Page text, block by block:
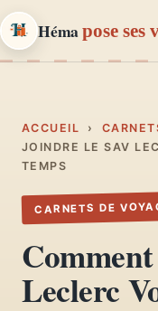
Hémapose ses
02
ACCUEIL ›
JOINDRE LE SAV
TEMPS
CARNETS DE
Leclerc